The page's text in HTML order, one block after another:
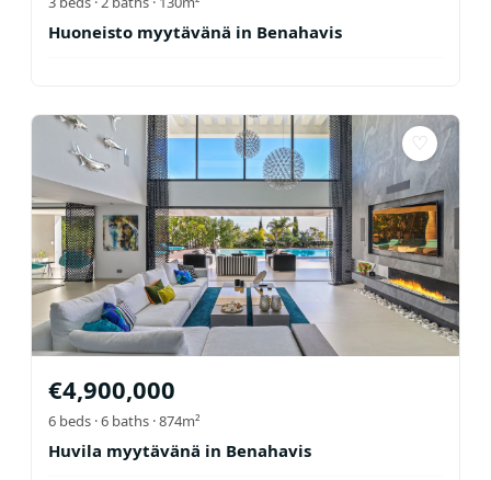
Huoneisto myytävänä in Benahavis
♡
€4,900,000
6 beds ·6 baths · 874m²
Huvila myytävänä in Benahavis